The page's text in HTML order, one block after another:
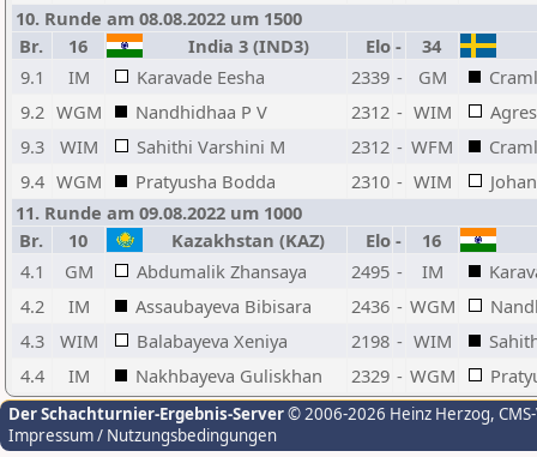
10. Runde am 08.08.2022 um 1500
Br.
16 India 3 (IND3) Elo - 34
9.1
IM Karavade Eesha 2339 - GM
9.2 WGM Nandhidhaa P V 2312 - WIM
9.3
WIM Sahithi Varshini M 2312 - WFM
9.4 WGM Pratyusha Bodda 2310 - WIM
11. Runde am 09.08.2022 um 1000
Br.
10 Kazakhstan (KAZ) Elo - 16
4.1
GM Abdumalik Zhansaya 2495 - IM
4.2
IM Assaubayeva Bibisara 2436 - WGM
4.3
WIM Balabayeva Xeniya 2198 - WIM
4.4
IM Nakhbayeva Guliskhan 2329 - WGM
Der Schachturnier-Ergebnis-Server© 2006-2026 Heinz Herzog,
Impressum / Nutzungsbedingungen